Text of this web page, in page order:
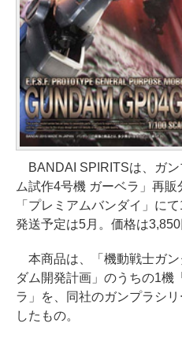
BANDAI SPIRITSは、ガン
ム試作4号機 ガーベラ」再
「プレミアムバンダイ」に
発送予定は5月。価格は3,850
本商品は、「機動戦士ガ
ダム開発計画」のうちの1機
ラ」を、同社のガンプラシ
したもの。